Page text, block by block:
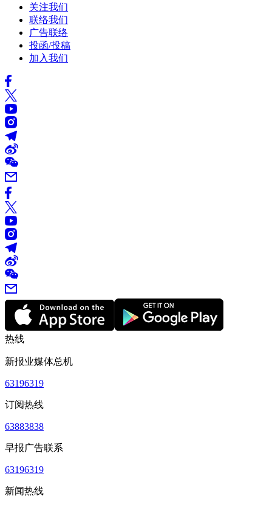
关注我们
联络我们
广告联络
投函/投稿
加入我们
热线
新报业媒体总机
63196319
订阅热线
63883838
早报广告联系
63196319
新闻热线